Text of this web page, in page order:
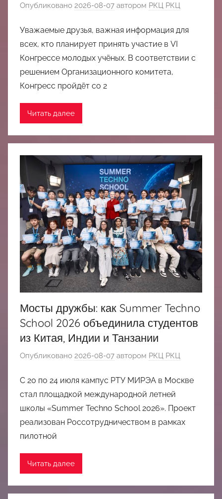
Опубликовано 2026-08-07 автором РКЦ РКЦ
Уважаемые друзья, важная информация для
всех, кто планирует принять участие в VI
Конгрессе молодых учёных. В соответствии с
решением Организационного комитета,
Конгресс пройдёт со 2
Читать далее
Мосты дружбы: как Summer Techno
School 2026 объединила студентов
из Китая, Индии и Танзании
Опубликовано 2026-08-07 автором РКЦ РКЦ
С 20 по 24 июля кампус РТУ МИРЭА в Москве
стал площадкой международной летней
школы «Summer Techno School 2026». Проект
реализован Россотрудничеством в рамках
пилотной
Читать далее